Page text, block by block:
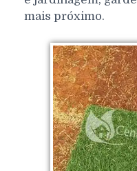
mais próximo.